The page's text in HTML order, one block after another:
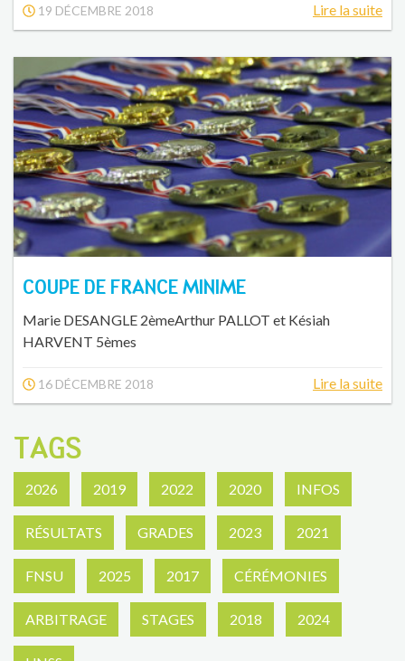
19 DÉCEMBRE 2018 Lire la suite
COUPE DE FRANCE MINIME
Marie DESANGLE 2èmeArthur PALLOT et Késiah
HARVENT 5èmes
16 DÉCEMBRE 2018 Lire la suite
TAGS
2026 2019 2022 2020 INFOS
RÉSULTATS GRADES 2023 2021
FNSU 2025 2017 CÉRÉMONIES
ARBITRAGE STAGES 2018 2024